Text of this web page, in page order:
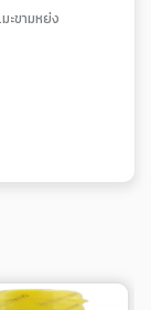
ะขามหย่ง